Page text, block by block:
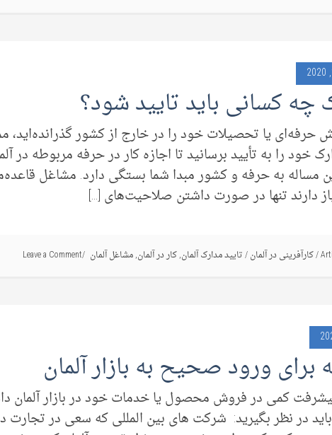
چه کسانی باید تایید شود؟
حرفه‌ای یا تحصیلات خود را در خارج از کشور گذرانده‌اید،
خود را به تأیید برسانید تا اجازه کار در حرفه مربوطه در
مساله به حرفه و کشور مبدا شما بستگی دارد. مشاغل
دارند تنها در صورت داشتن صلاحیت‌های […]
/کارآفرینی در آلمان/تایید مدارک آلمان,کار در آلمان,مشاغل آلمان Leave a Comment
کمی در فروش محصول یا خدمات خود در بازار آلمان
در نظر بگیرید: شرکت های بین المللی که سعی در تجارت